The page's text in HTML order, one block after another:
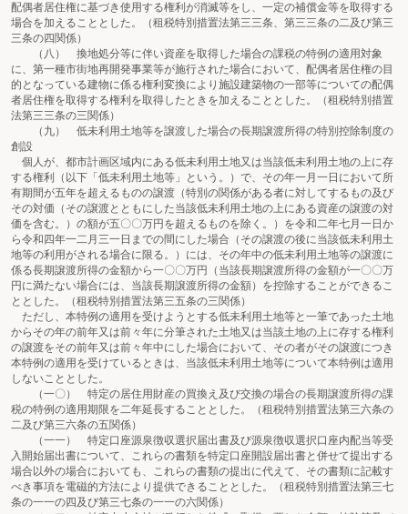
配偶者居住権に基づき使用する権利が消滅等をし、一定の補償金等を取得する
場合を加えることとした。（租税特別措置法第三三条、第三三条の二及び第三
三条の四関係）
（八） 換地処分等に伴い資産を取得した場合の課税の特例の適用対象
に、第一種市街地再開発事業等が施行された場合において、配偶者居住権の目
的となっている建物に係る権利変換により施設建築物の一部等についての配偶
者居住権を取得する権利を取得したときを加えることとした。（租税特別措置
法第三三条の三関係）
（九） 低未利用土地等を譲渡した場合の長期譲渡所得の特別控除制度の
創設
個人が、都市計画区域内にある低未利用土地又は当該低未利用土地の上に存
する権利（以下「低未利用土地等」という。）で、その年一月一日において所
有期間が五年を超えるものの譲渡（特別の関係がある者に対してするもの及び
その対価（その譲渡とともにした当該低未利用土地の上にある資産の譲渡の対
価を含む。）の額が五〇〇万円を超えるものを除く。）を令和二年七月一日か
ら令和四年一二月三一日までの間にした場合（その譲渡の後に当該低未利用土
地等の利用がされる場合に限る。）には、その年中の低未利用土地等の譲渡に
係る長期譲渡所得の金額から一〇〇万円（当該長期譲渡所得の金額が一〇〇万
円に満たない場合には、当該長期譲渡所得の金額）を控除することができるこ
ととした。（租税特別措置法第三五条の三関係）
ただし、本特例の適用を受けようとする低未利用土地等と一筆であった土地
からその年の前年又は前々年に分筆された土地又は当該土地の上に存する権利
の譲渡をその前年又は前々年中にした場合において、その者がその譲渡につき
本特例の適用を受けているときは、当該低未利用土地等について本特例は適用
しないこととした。
（一〇） 特定の居住用財産の買換え及び交換の場合の長期譲渡所得の課
税の特例の適用期限を二年延長することとした。（租税特別措置法第三六条の
二及び第三六条の五関係）
（一一） 特定口座源泉徴収選択届出書及び源泉徴収選択口座内配当等受
入開始届出書について、これらの書類を特定口座開設届出書と併せて提出する
場合以外の場合においても、これらの書類の提出に代えて、その書類に記載す
べき事項を電磁的方法により提供できることとした。（租税特別措置法第三七
条の一一の四及び第三七条の一一の六関係）